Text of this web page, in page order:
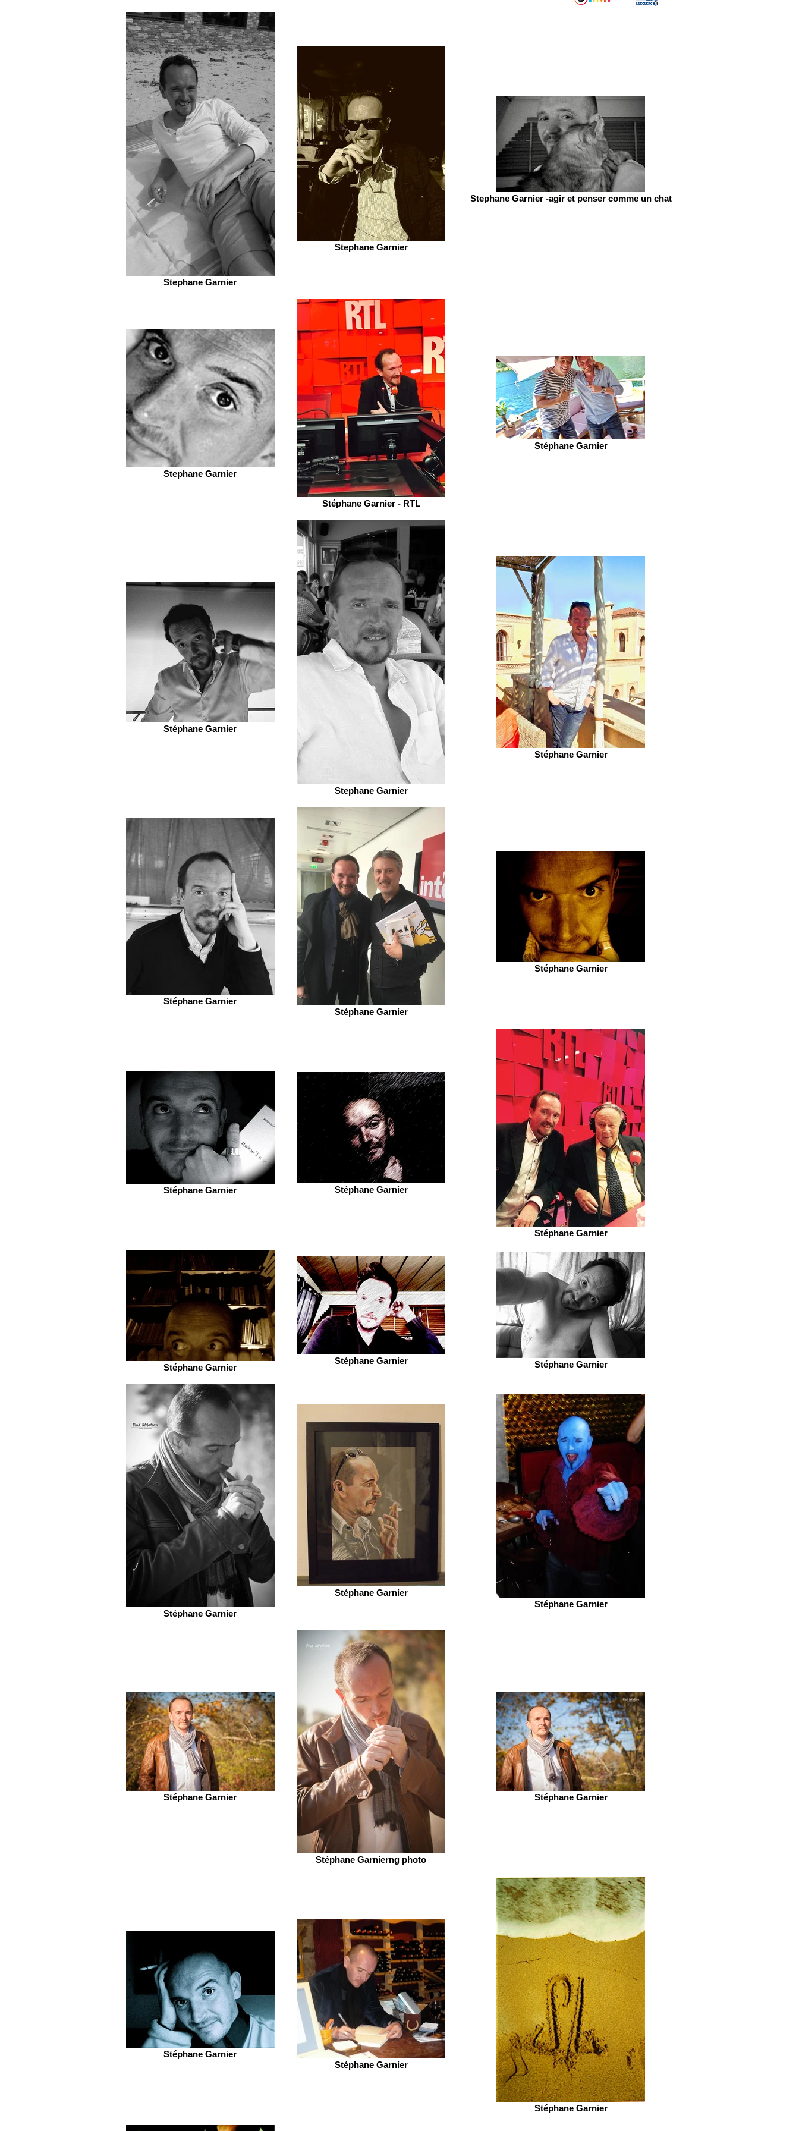
Stephane Garnier
Stephane Garnier
Stephane Garnier -agir et penser comme un chat
Stephane Garnier
Stéphane Garnier - RTL
Stéphane Garnier
Stéphane Garnier
Stephane Garnier
Stéphane Garnier
Stéphane Garnier
Stéphane Garnier
Stéphane Garnier
Stéphane Garnier Stéphane Garnier
Stéphane Garnier
Stéphane Garnier
Stéphane Garnier Stéphane Garnier
Stéphane Garnier
Stéphane Garnier
Stéphane Garnier
Stéphane Garnier
Stéphane Garnierng photo
Stéphane Garnier
Stéphane Garnier
Stéphane Garnier
Stéphane Garnier